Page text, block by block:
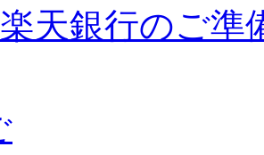
楽天銀行のご準